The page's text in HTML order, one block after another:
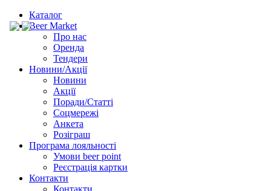
Каталог
Beer Market
Про нас
Оренда
Тендери
Новини/Акції
Новини
Акції
Поради/Статті
Соцмережі
Анкета
Розіграш
Програма лояльності
Умови beer point
Реєстрація картки
Контакти
Контакти